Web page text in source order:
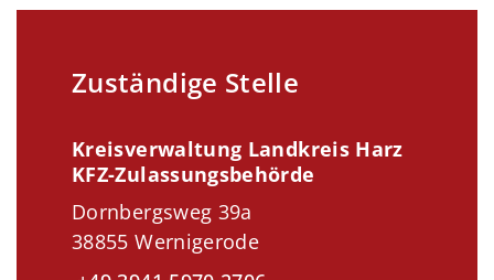
Zuständige Stelle
Kreisverwaltung Landkreis Harz
KFZ-Zulassungsbehörde
Dornbergsweg 39a
38855 Wernigerode